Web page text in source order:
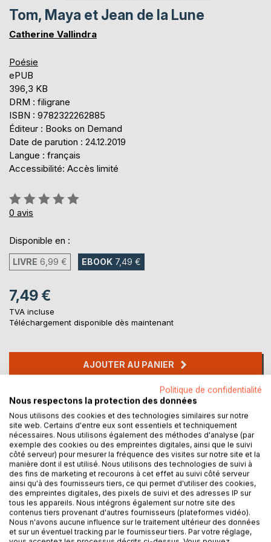
Tom, Maya et Jean de la Lune
Catherine Vallindra
Poésie
ePUB
396,3 KB
DRM : filigrane
ISBN : 9782322262885
Éditeur : Books on Demand
Date de parution : 24.12.2019
Langue : français
Accessibilité: Accès limité
Évaluation:
0%
0 avis
Disponible en :
LIVRE 6,99 € EBOOK 7,49 €
7,49 €
TVA incluse
Téléchargement disponible dès maintenant
AJOUTER AU PANIER
Ajouter à ma liste d'envies
Laisser un avis
DESCRIPTION
Ce texte est de la poésie sous forme de théâtre. Dans cinq
Politique de confidentialité
Nous respectons la protection des données
Nous utilisons des cookies et des technologies similaires sur notre
site web. Certains d'entre eux sont essentiels et techniquement
nécessaires. Nous utilisons également des méthodes d'analyse (par
exemple des cookies ou des empreintes digitales, ainsi que le suivi
côté serveur) pour mesurer la fréquence des visites sur notre site et la
manière dont il est utilisé. Nous utilisons des technologies de suivi à
des fins de marketing et recourons à cet effet au suivi côté serveur
ainsi qu'à des fournisseurs tiers, ce qui permet d'utiliser des cookies,
des empreintes digitales, des pixels de suivi et des adresses IP sur
tous les appareils. Nous intégrons également sur notre site des
contenus tiers provenant d'autres fournisseurs (plateformes vidéo).
Nous n'avons aucune influence sur le traitement ultérieur des données
et sur un éventuel tracking par le fournisseur tiers. Par votre réglage,